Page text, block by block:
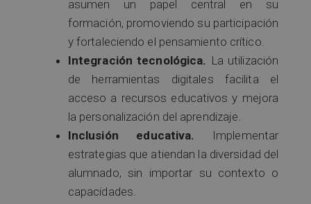
asumen un papel central en su
formación, promoviendo su participación
y fortaleciendo el pensamiento crítico.
Integración tecnológica. La utilización
de herramientas digitales facilita el
acceso a recursos educativos y mejora
la personalización del aprendizaje.
Inclusión educativa.
Implementar
estrategias que atiendan la diversidad del
alumnado, sin importar su contexto o
capacidades.